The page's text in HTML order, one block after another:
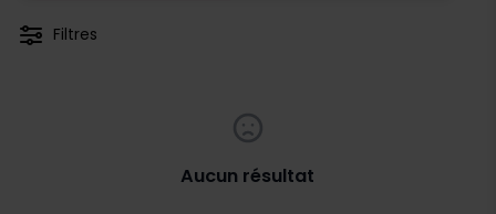
Filtres
Aucun résultat